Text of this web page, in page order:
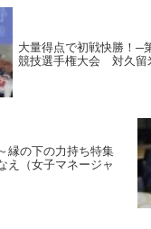
大量得点で初戦快勝！─
競技選手権大会 対久留
縁の下の力持ち特集
え（女子マネージャ